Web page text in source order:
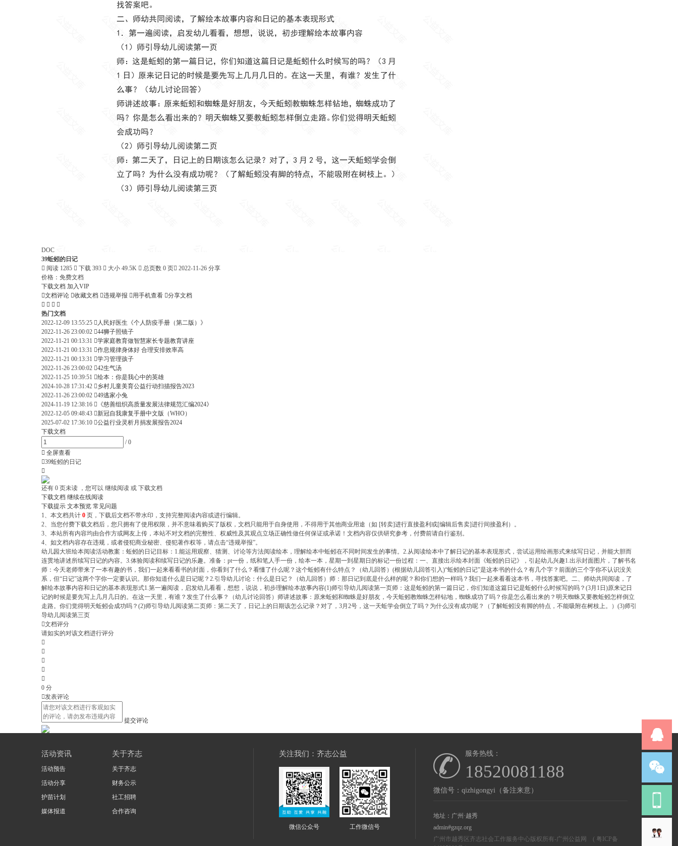
DOC
39蚯蚓的日记
 阅读 1285  下载 393  大小 49.5K  总页数 0 页 2022-11-26 分享
价格： 免费文档
下载文档 加入VIP
文档评论 收藏文档 违规举报 用手机查看 分享文档
   
热门文档
2022-12-09 13:55:25  人民好医生《个人防疫手册（第二版）》
2022-11-26 23:00:02 44狮子照镜子
2022-11-21 00:13:31 学家庭教育做智慧家长专题教育讲座
2022-11-21 00:13:31 作息规律身体好 合理安排效率高
2022-11-21 00:13:31 学习管理孩子
2022-11-26 23:00:02 42生气汤
2022-11-25 10:39:51 绘本：你是我心中的英雄
2024-10-28 17:31:42  乡村儿童美育公益行动扫描报告2023
2022-11-26 23:00:02 49逃家小兔
2024-11-19 12:38:16  《慈善组织高质量发展法律规范汇编2024》
2022-12-05 09:48:43 新冠自我康复手册中文版（WHO）
2025-07-02 17:36:10 公益行业灵析月捐发展报告2024
下载文档
/ 0
 全屏查看
39蚯蚓的日记

还有 0 页未读 ，您可以 继续阅读 或 下载文档
下载文档 继续在线阅读
下载提示 文本预览 常见问题
1、本文档共计 0 页，下载后文档不带水印，支持完整阅读内容或进行编辑。
2、当您付费下载文档后，您只拥有了使用权限，并不意味着购买了版权，文档只能用于自身使用，不得用于其他商业用途（如 [转卖]进行直接盈利或[编辑后售卖]进行间接盈利）。
3、本站所有内容均由合作方或网友上传，本站不对文档的完整性、权威性及其观点立场正确性做任何保证或承诺！文档内容仅供研究参考，付费前请自行鉴别。
4、如文档内容存在违规，或者侵犯商业秘密、侵犯著作权等，请点击“违规举报”。
幼儿园大班绘本阅读活动教案：蚯蚓的日记目标：1.能运用观察、猜测、讨论等方法阅读绘本，理解绘本中蚯蚓在不同时间发生的事情。2.从阅读绘本中了解日记的基本表现形式，尝试运用绘画形式来续写日记，并能大胆而
连贯地讲述所续写日记的内容。3.体验阅读和续写日记的乐趣。准备：pt一份，纸和笔人手一份，绘本一本，星期一到星期日的标记一份过程：一、直接出示绘本封面《蚯蚓的日记》，引起幼儿兴趣1.出示封面图片，了解书名
师：今天老师带来了一本有趣的书，我们一起来看看书的封面，你看到了什么？看懂了什么呢？这个蚯蚓有什么特点？（幼儿回答）(根据幼儿回答引入)“蚯蚓的日记”是这本书的什么？有几个字？前面的三个字你不认识没关
系，但“日记”这两个字你一定要认识。那你知道什么是日记呢？2.引导幼儿讨论：什么是日记？（幼儿回答）师：那日记到底是什么样的呢？和你们想的一样吗？我们一起来看看这本书，寻找答案吧。二、师幼共同阅读，了
解绘本故事内容和日记的基本表现形式1.第一遍阅读，启发幼儿看看，想想，说说，初步理解绘本故事内容(1)师引导幼儿阅读第一页师：这是蚯蚓的第一篇日记，你们知道这篇日记是蚯蚓什么时候写的吗？(3月1日)原来记日
记的时候是要先写上几月几日的。在这一天里，有谁？发生了什么事？（幼儿讨论回答）师讲述故事：原来蚯蚓和蜘蛛是好朋友，今天蚯蚓教蜘蛛怎样钻地，蜘蛛成功了吗？你是怎么看出来的？明天蜘蛛又要教蚯蚓怎样倒立
走路。你们觉得明天蚯蚓会成功吗？(2)师引导幼儿阅读第二页师：第二天了，日记上的日期该怎么记录？对了，3月2号，这一天蚯学会倒立了吗？为什么没有成功呢？（了解蚯蚓没有脚的特点，不能吸附在树枝上。）(3)师引
导幼儿阅读第三页
文档评分
请如实的对该文档进行评分





0 分
发表评论
提交评论
活动资讯
活动预告
活动分享
护苗计划
媒体报道
关于齐志
关于齐志
财务公示
社工招聘
合作咨询
关注我们：齐志公益
微信公众号 工作微信号
服务热线：
18520081188
微信号：qizhigongyi（备注来意）
地址：广州·越秀
admin#gzqz.org
广州市越秀区齐志社会工作服务中心版权所有-广州公益网 ( 粤ICP备